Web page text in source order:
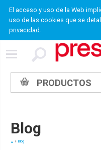
El acceso y uso de la Web
uso de las cookies que se
privacidad .
PRODUCTOS
Blog
Blog